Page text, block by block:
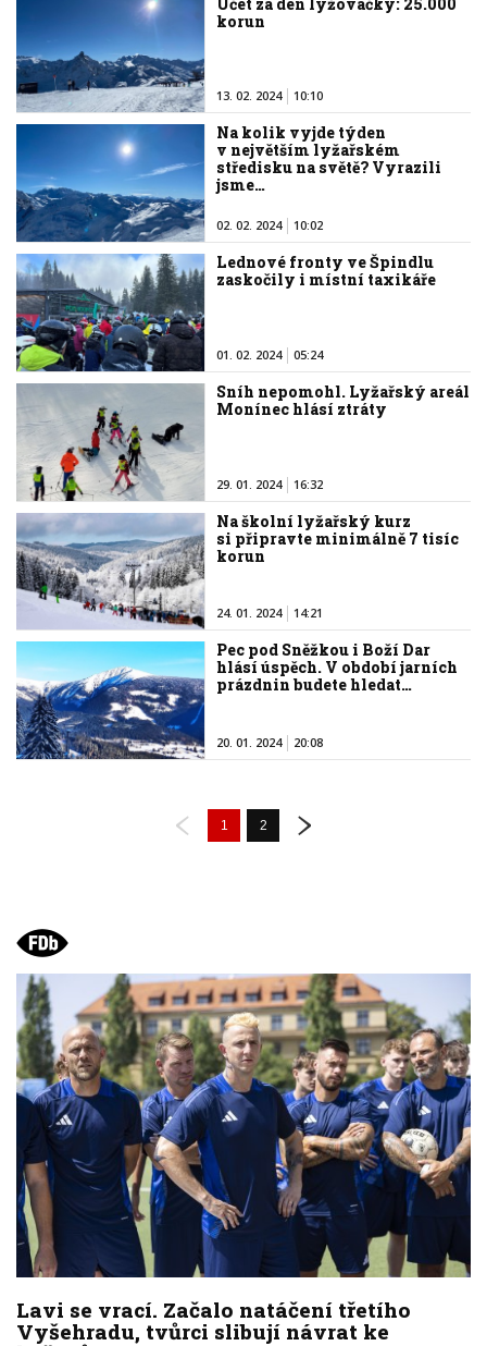
korun
13. 02. 2024 10:10
Na kolik vyjde týden
v největším lyžařském
středisku na světě? Vyrazili
jsme…
02. 02. 2024 10:02
Lednové fronty ve Špindlu
zaskočily i místní taxikáře
01. 02. 2024 05:24
Sníh nepomohl. Lyžařský areál
Monínec hlásí ztráty
29. 01. 2024 16:32
Na školní lyžařský kurz
si připravte minimálně 7 tisíc
korun
24. 01. 2024 14:21
Pec pod Sněžkou i Boží Dar
hlásí úspěch. V období jarních
prázdnin budete hledat…
20. 01. 2024 20:08
1 2
Lavi se vrací. Začalo natáčení třetího
Vyšehradu, tvůrci slibují návrat ke